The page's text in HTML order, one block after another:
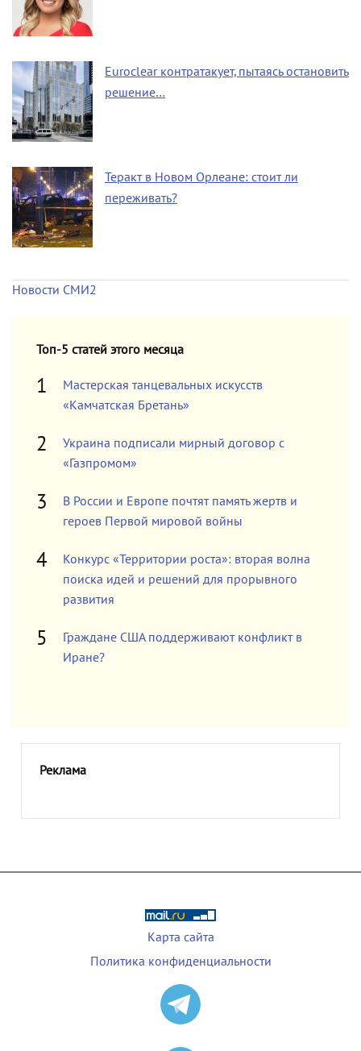
Euroclear контратакует, пытаясь остановить
решение…
Теракт в Новом Орлеане: стоит ли
переживать?
Новости СМИ2
Топ-5 статей этого месяца
Мастерская танцевальных искусств
«Камчатская Бретань»
Украина подписали мирный договор с
«Газпромом»
В России и Европе почтят память жертв и
героев Первой мировой войны
Конкурс «Территории роста»: вторая волна
поиска идей и решений для прорывного
развития
Граждане США поддерживают конфликт в
Иране?
Реклама
Карта сайта
Политика конфиденциальности